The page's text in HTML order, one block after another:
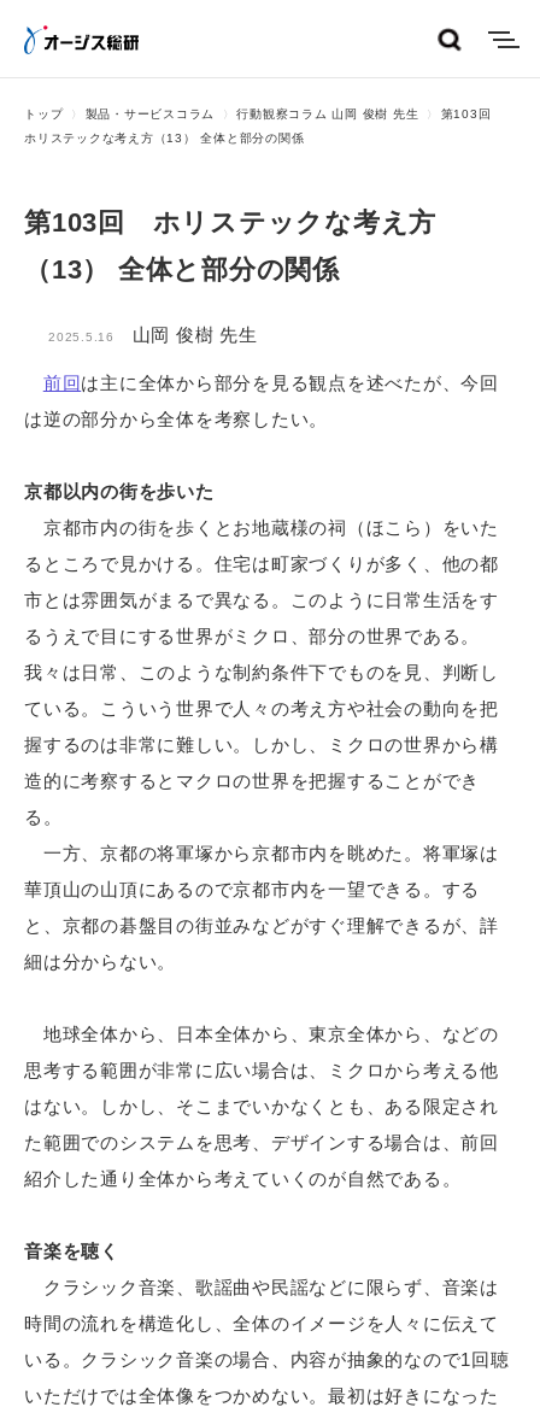
トップ 製品・サービスコラム 行動観察コラム 山岡 俊樹 先生
第103回
ホリステックな考え方（13） 全体と部分の関係
第103回 ホリステックな考え方
（13） 全体と部分の関係
2025.5.16 山岡 俊樹 先生
前回は主に全体から部分を見る観点を述べたが、今回
は逆の部分から全体を考察したい。
京都以内の街を歩いた
京都市内の街を歩くとお地蔵様の祠（ほこら）をいた
るところで見かける。住宅は町家づくりが多く、他の都
市とは雰囲気がまるで異なる。このように日常生活をす
るうえで目にする世界がミクロ、部分の世界である。
我々は日常、このような制約条件下でものを見、判断し
ている。こういう世界で人々の考え方や社会の動向を把
握するのは非常に難しい。しかし、ミクロの世界から構
造的に考察するとマクロの世界を把握することができ
る。
一方、京都の将軍塚から京都市内を眺めた。将軍塚は
華頂山の山頂にあるので京都市内を一望できる。する
と、京都の碁盤目の街並みなどがすぐ理解できるが、詳
細は分からない。
地球全体から、日本全体から、東京全体から、などの
思考する範囲が非常に広い場合は、ミクロから考える他
はない。しかし、そこまでいかなくとも、ある限定され
た範囲でのシステムを思考、デザインする場合は、前回
紹介した通り全体から考えていくのが自然である。
音楽を聴く
クラシック音楽、歌謡曲や民謡などに限らず、音楽は
時間の流れを構造化し、全体のイメージを人々に伝えて
いる。クラシック音楽の場合、内容が抽象的なので1回聴
いただけでは全体像をつかめない。最初は好きになった